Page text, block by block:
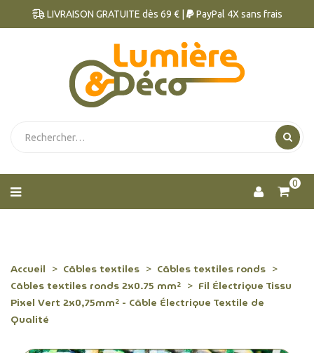
LIVRAISON GRATUITE dès 69 € | PayPal 4X sans frais
0
Accueil Câbles textiles
Câbles textiles ronds
Câbles textiles ronds 2x0.75 mm²
Fil Électrique Tissu
Pixel Vert 2x0,75mm² - Câble Électrique Textile de
Qualité